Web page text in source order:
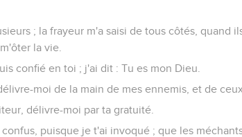
; la frayeur m'a saisi de tous côtés, quand
la vie.
confié en toi ; j'ai dit : Tu es mon Dieu.
moi de la main de mes ennemis, et de
délivre-moi par ta gratuité.
puisque je t'ai invoqué ; que les